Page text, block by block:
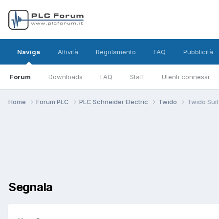
Naviga
Forum Downloads FAQ Staff Utenti connessi
Attività Regolamento FAQ Pubblicità
Home Forum PLC PLC Schneider Electric Twido Twido
Segnala